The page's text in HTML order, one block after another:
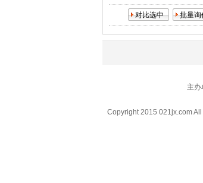
主
Copyright 2015 021jx.com